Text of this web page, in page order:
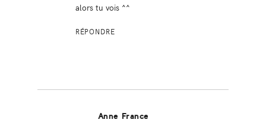
alors tu vois ^^
RÉPONDRE
Anne France